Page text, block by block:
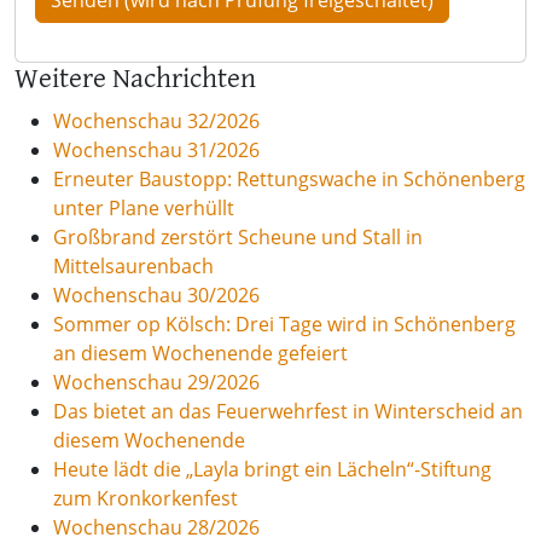
Weitere Nachrichten
Wochenschau 32/2026
Wochenschau 31/2026
Erneuter Baustopp: Rettungswache in Schönenberg
unter Plane verhüllt
Großbrand zerstört Scheune und Stall in
Mittelsaurenbach
Wochenschau 30/2026
Sommer op Kölsch: Drei Tage wird in Schönenberg
an diesem Wochenende gefeiert
Wochenschau 29/2026
Das bietet an das Feuerwehrfest in Winterscheid an
diesem Wochenende
Heute lädt die „Layla bringt ein Lächeln“-Stiftung
zum Kronkorkenfest
Wochenschau 28/2026